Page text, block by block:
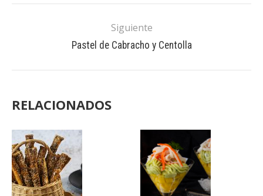
Siguiente
Pastel de Cabracho y Centolla
RELACIONADOS